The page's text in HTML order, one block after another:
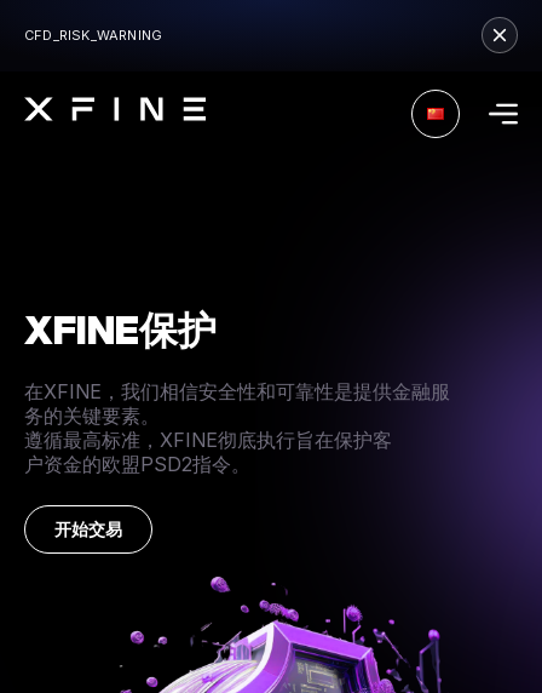
CFD_RISK_WARNING
XFINE保护
在XFINE，我们相信安全性和可靠性是提供金融服
务的关键要素。
遵循最高标准，XFINE彻底执行旨在保护客
户资金的欧盟PSD2指令。
开始交易